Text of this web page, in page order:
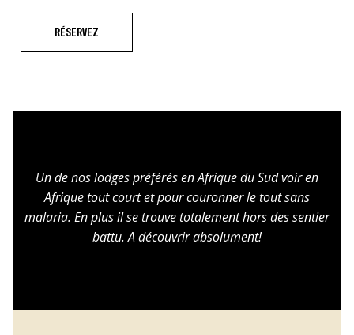
RÉSERVEZ
Un de nos lodges préférés en Afrique du Sud voir en
Afrique tout court et pour couronner le tout sans
malaria. En plus il se trouve totalement hors des sentier
battu. A découvrir absolument!